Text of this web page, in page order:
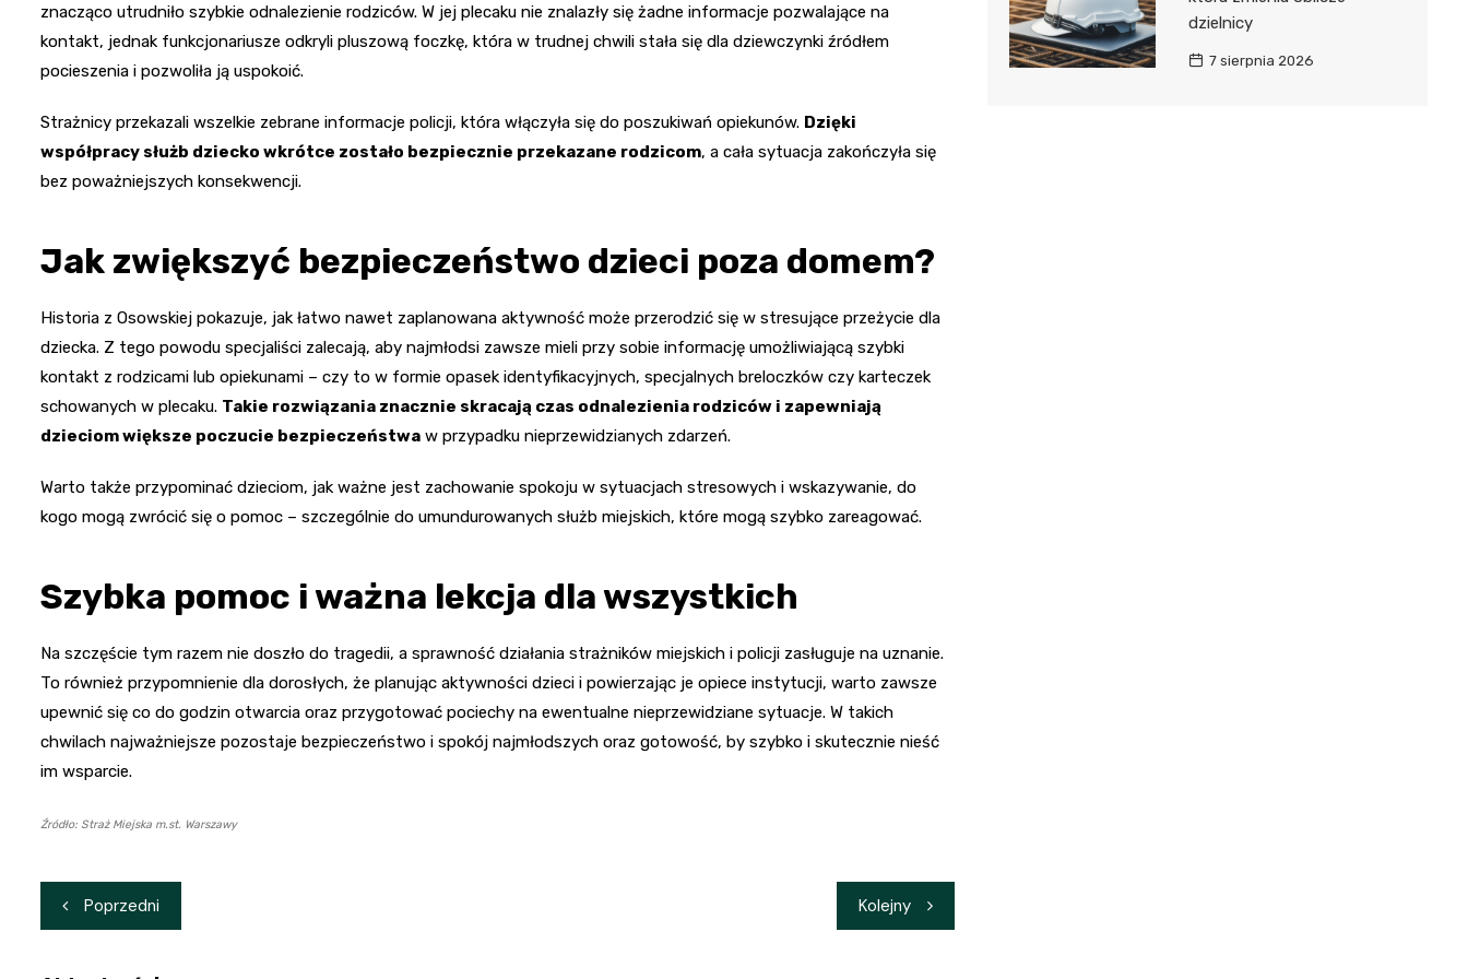
znacząco utrudniło szybkie odnalezienie rodziców. W jej plecaku nie znalazły się żadne informacje pozwalające na
kontakt, jednak funkcjonariusze odkryli pluszową foczkę, która w trudnej chwili stała się dla dziewczynki źródłem
pocieszenia i pozwoliła ją uspokoić.
Strażnicy przekazali wszelkie zebrane informacje policji, która włączyła się do poszukiwań opiekunów. Dzięki
współpracy służb dziecko wkrótce zostało bezpiecznie przekazane rodzicom, a cała sytuacja zakończyła się
bez poważniejszych konsekwencji.
Jak zwiększyć bezpieczeństwo dzieci poza domem?
Historia z Osowskiej pokazuje, jak łatwo nawet zaplanowana aktywność może przerodzić się w stresujące przeżycie dla
dziecka. Z tego powodu specjaliści zalecają, aby najmłodsi zawsze mieli przy sobie informację umożliwiającą szybki
kontakt z rodzicami lub opiekunami – czy to w formie opasek identyfikacyjnych, specjalnych breloczków czy karteczek
schowanych w plecaku. Takie rozwiązania znacznie skracają czas odnalezienia rodziców i zapewniają
dzieciom większe poczucie bezpieczeństwa w przypadku nieprzewidzianych zdarzeń.
Warto także przypominać dzieciom, jak ważne jest zachowanie spokoju w sytuacjach stresowych i wskazywanie, do
kogo mogą zwrócić się o pomoc – szczególnie do umundurowanych służb miejskich, które mogą szybko zareagować.
Szybka pomoc i ważna lekcja dla wszystkich
Na szczęście tym razem nie doszło do tragedii, a sprawność działania strażników miejskich i policji zasługuje na uznanie.
To również przypomnienie dla dorosłych, że planując aktywności dzieci i powierzając je opiece instytucji, warto zawsze
upewnić się co do godzin otwarcia oraz przygotować pociechy na ewentualne nieprzewidziane sytuacje. W takich
chwilach najważniejsze pozostaje bezpieczeństwo i spokój najmłodszych oraz gotowość, by szybko i skutecznie nieść
im wsparcie.
Źródło: Straż Miejska m.st. Warszawy
Nawigacja
wpisu
Poprzedni Kolejny
dzielnicy
7 sierpnia 2026